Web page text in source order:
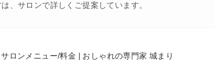
、サロンで詳しくご提案しています。
サロンメニュー/料金 | おしゃれの専門家 城まり